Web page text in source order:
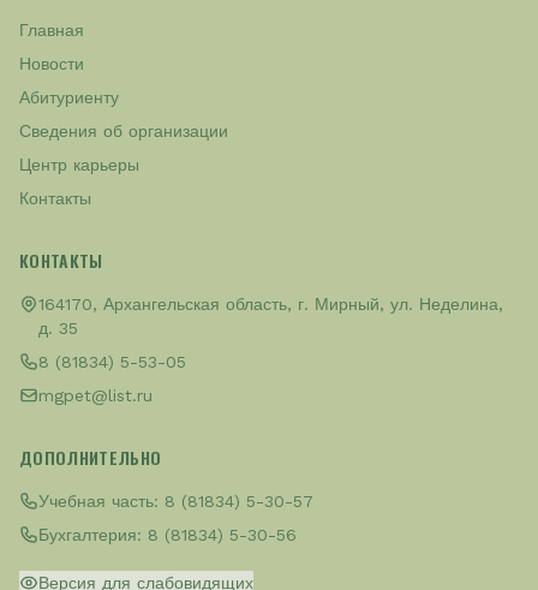
Главная
Новости
Абитуриенту
Сведения об организации
Центр карьеры
Контакты
КОНТАКТЫ
164170, Архангельская область, г. Мирный, ул. Неделина,
д. 35
8 (81834) 5-53-05
mgpet@list.ru
ДОПОЛНИТЕЛЬНО
Учебная часть: 8 (81834) 5-30-57
Бухгалтерия: 8 (81834) 5-30-56
Версия для слабовидящих